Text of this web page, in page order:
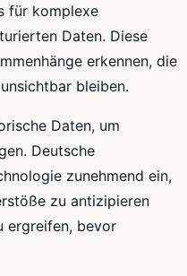
für komplexe
Daten. Diese
erkennen, die
bleiben.
Daten, um
Deutsche
zunehmend ein,
zu antizipieren
ergreifen, bevor